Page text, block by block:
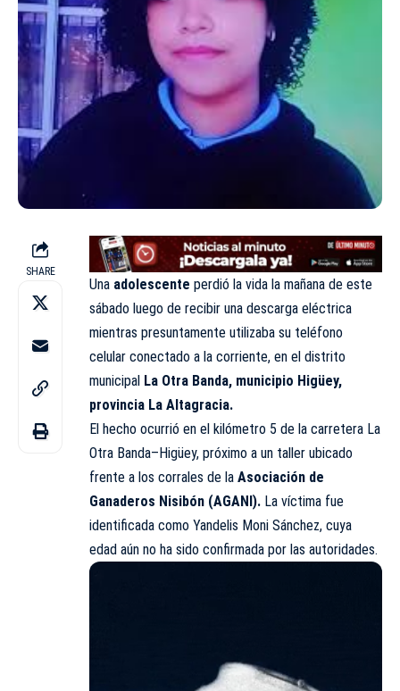
SHARE
Una adolescente perdió la vida la mañana de este
sábado luego de recibir una descarga eléctrica
mientras presuntamente utilizaba su teléfono
celular conectado a la corriente, en el distrito
municipal La Otra Banda, municipio Higüey,
provincia La Altagracia.
El hecho ocurrió en el kilómetro 5 de la carretera La
Otra Banda–Higüey, próximo a un taller ubicado
frente a los corrales de la Asociación de
Ganaderos Nisibón (AGANI). La víctima fue
identificada como Yandelis Moni Sánchez, cuya
edad aún no ha sido confirmada por las autoridades.